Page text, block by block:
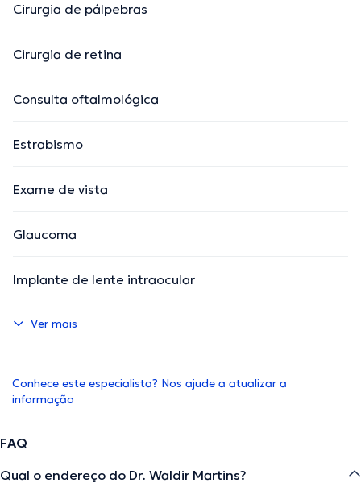
Cirurgia de pálpebras
Cirurgia de retina
Consulta oftalmológica
Estrabismo
Exame de vista
Glaucoma
Implante de lente intraocular
Ver mais
Conhece este especialista? Nos ajude a atualizar a
informação
FAQ
Qual o endereço do Dr. Waldir Martins?